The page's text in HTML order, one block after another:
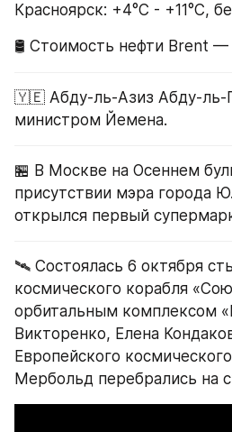
Красноярск: +4°C - +11°C,
🛢 Стоимость нефти Brent —
🇾🇪 Абду-ль-Азиз Абду-ль-
министром Йемена.
🏪 В Москве на Осеннем
присутствии мэра города
открылся первый
🛰 Состоялась 6 октября
космического корабля
орбитальным комплексом
Викторенко, Елена
Европейского
Мербольд перебрались на